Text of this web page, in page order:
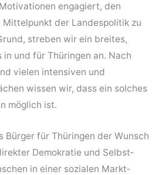
engagiert, den
Mittelpunkt der Landes­politik zu
streben wir ein breites,
und für Thüringen an. Nach
vielen intensiven und
wissen wir, dass ein solches
möglich ist.
Bürger für Thüringen der Wunsch
Demokratie und Selbst­
in einer sozialen Markt­